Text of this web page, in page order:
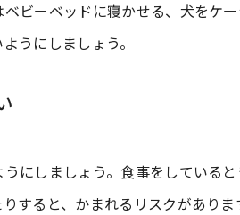
ビーベッドに寝かせる、犬をケ
うにしましょう。
うにしましょう。食事をしている
すると、かまれるリスクがありま